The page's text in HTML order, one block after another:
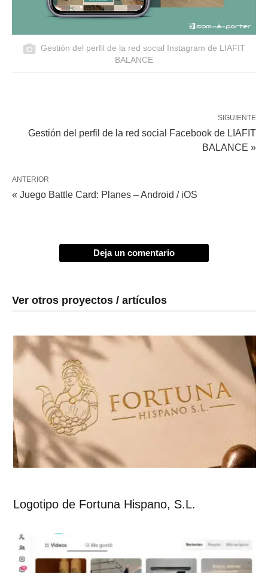
Gestión del perfil de la red social Instagram de LIAFIT
BALANCE
SIGUIENTE
Gestión del perfil de la red social Facebook de LIAFIT
BALANCE »
ANTERIOR
« Juego Battle Card: Planes – Android / iOS
Deja un comentario
Ver otros proyectos / artículos
Logotipo de Fortuna Hispano, S.L.